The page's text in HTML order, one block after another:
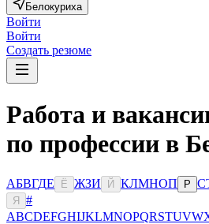
Белокуриха
Войти
Войти
Создать резюме
Работа и
по профессии в
АБВГДЕ Ё ЖЗИ Й КЛМНОП Р С
Я
#
ABCDEFGHIJKLMNOPQRSTUVW